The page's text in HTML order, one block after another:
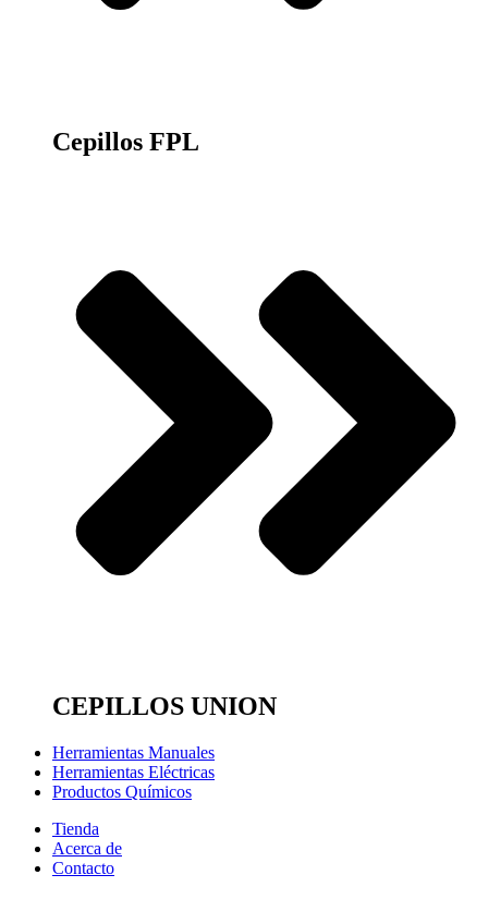
Cepillos FPL
CEPILLOS UNION
Herramientas Manuales
Herramientas Eléctricas
Productos Químicos
Tienda
Acerca de
Contacto